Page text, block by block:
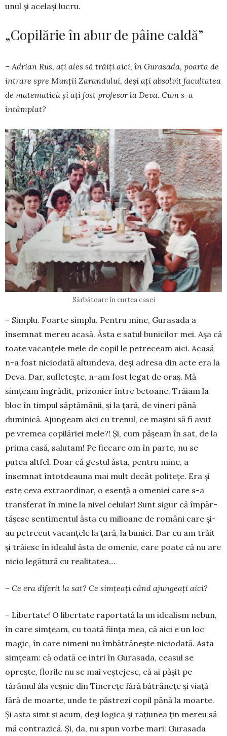
unul și același lucru.
„Copilărie în abur de pâine caldă”
– Adrian Rus, ați ales să trăiți aici, în Gu­ra­sada, poarta de
intrare spre Munții Zarandului, deși ați absolvit facultatea
de matematică și ați fost profesor la Deva. Cum s-a
întâmplat?
Sărbătoare în curtea casei
– Simplu. Foarte simplu. Pentru mine, Gu­ra­sada a
însemnat mereu acasă. Ăsta e satul bunicilor mei. Așa că
toate vacanțele mele de copil le pe­treceam aici. Acasă
n-a fost niciodată altundeva, deși adresa din acte era la
Deva. Dar, sufletește, n-am fost legat de oraș. Mă
simțeam îngrădit, pri­zonier între betoane. Trăiam la
bloc în timpul săp­tă­mânii, și la țară, de vineri până
duminică. Ajun­geam aici cu trenul, ce mașini să fi avut
pe vremea copilăriei mele?! Și, cum pășeam în sat, de la
prima casă, salutam! Pe fiecare om în parte, nu se
putea altfel. Doar că gestul ăsta, pentru mine, a
însemnat în­totdeauna mai mult decât politețe. Era și
este ceva extraordinar, o esență a omeniei care s-a
trans­ferat în mine la nivel celular! Sunt sigur că împăr­
tășesc sentimentul ăsta cu milioane de români care și-
au petrecut vacanțele la țară, la bunici. Dar eu am trăit
și trăiesc în idealul ăsta de omenie, care poate că nu are
nicio legătură cu realitatea…
– Ce era diferit la sat? Ce simțeați când ajungeați aici?
– Libertate! O libertate raportată la un idealism nebun,
în care simțeam, cu toată ființa mea, că aici e un loc
magic, în care nimeni nu îmbătrânește ni­cio­dată. Asta
simțeam: că odată ce intri în Gura­sada, ceasul se
oprește, florile nu se mai veștejesc, că ai pășit pe
tărâmul ăla veșnic din Tinerețe fără bătrânețe şi viață
fără de moarte, unde te păstrezi copil până la moarte.
Și asta simt și acum, deși logica și rațiunea țin mereu să
mă contrazică. Și, da, nu spun vorbe mari: Gurasada